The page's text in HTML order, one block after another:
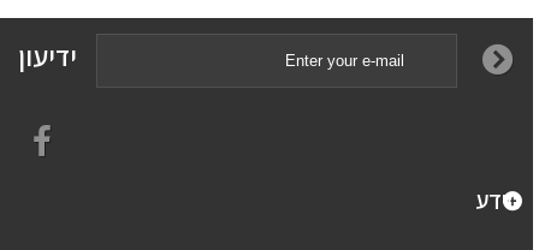
ידיעון
מידע